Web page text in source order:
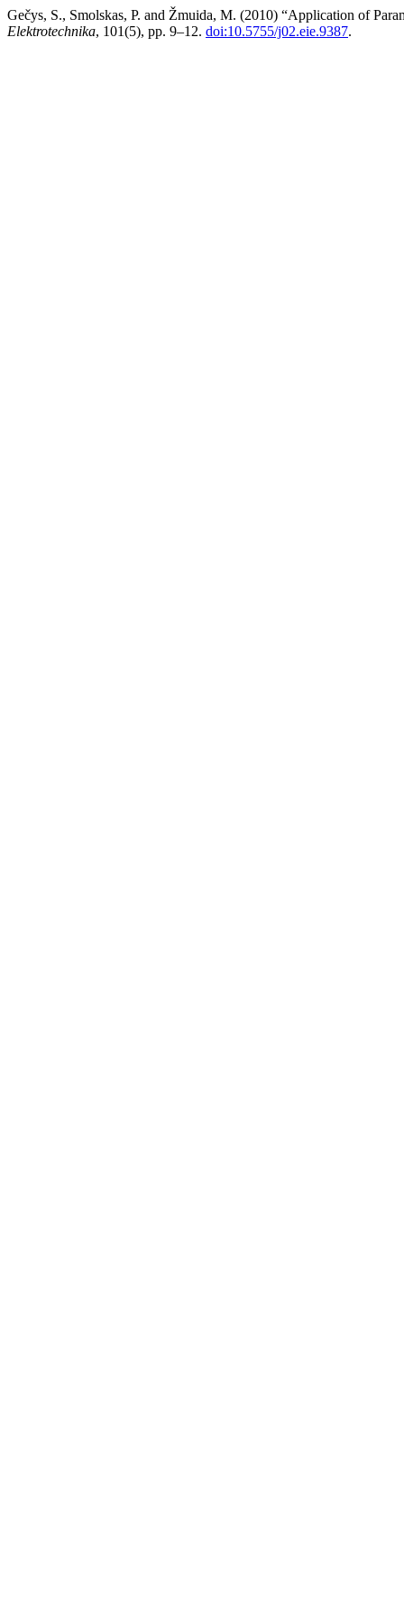
Gečys, S., Smolskas, P. and Žmuida, M. (2010) “Application of
Elektrotechnika, 101(5), pp. 9–12. doi:10.5755/j02.eie.9387.